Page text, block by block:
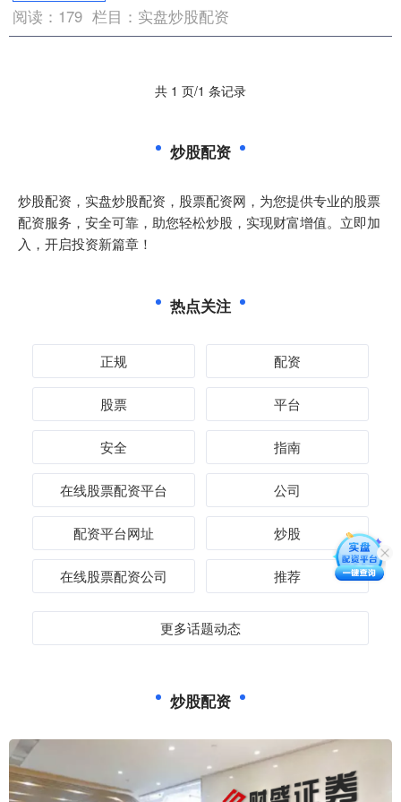
阅读： 179 栏目： 实盘炒股配资
共 1 页/1 条记录
炒股配资
炒股配资，实盘炒股配资，股票配资网，为您提供专业的股票
配资服务，安全可靠，助您轻松炒股，实现财富增值。立即加
入，开启投资新篇章！
热点关注
正规 配资
股票 平台
安全 指南
在线股票配资平台 公司
配资平台网址 炒股
在线股票配资公司 推荐
更多话题动态
炒股配资